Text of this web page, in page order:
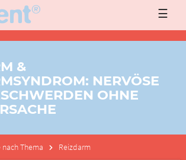
☰
&
NERVÖSE
OHNE
nach Thema Reizdarm